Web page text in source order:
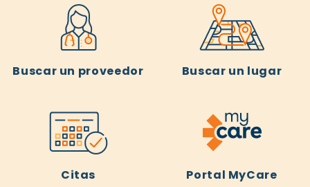
Buscar un proveedor Buscar un lugar
Citas Portal MyCare